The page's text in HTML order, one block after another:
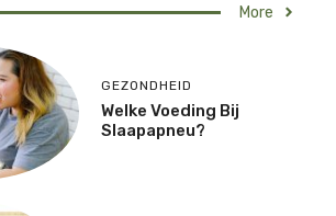
More
GEZONDHEID
Welke Voeding Bij
Slaapapneu?